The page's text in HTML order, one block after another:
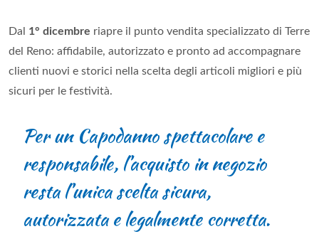
Dal 1° dicembre riapre il punto vendita specializzato di Terre
del Reno: affidabile, autorizzato e pronto ad accompagnare
clienti nuovi e storici nella scelta degli articoli migliori e più
sicuri per le festività.
Per un Capodanno spettacolare e
responsabile, l’acquisto in negozio
resta l’unica scelta sicura,
autorizzata e legalmente corretta.